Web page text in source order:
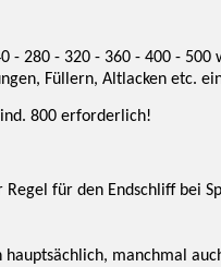
- 280 - 320 - 360 - 400 -
Füllern, Altlacken etc.
800 erforderlich!
für den Endschliff
manchmal